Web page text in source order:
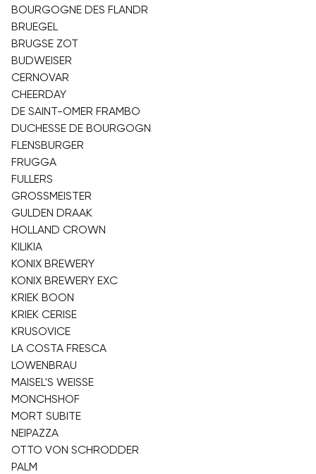
BOURGOGNE DES FLANDR
BRUEGEL
BRUGSE ZOT
BUDWEISER
CERNOVAR
CHEERDAY
DE SAINT-OMER FRAMBO
DUCHESSE DE BOURGOGN
FLENSBURGER
FRUGGA
FULLERS
GROSSMEISTER
GULDEN DRAAK
HOLLAND CROWN
KILIKIA
KONIX BREWERY
KONIX BREWERY EXC
KRIEK BOON
KRIEK CERISE
KRUSOVICE
LA COSTA FRESCA
LOWENBRAU
MAISEL'S WEISSE
MONCHSHOF
MORT SUBITE
NEIPAZZA
OTTO VON SCHRODDER
PALM